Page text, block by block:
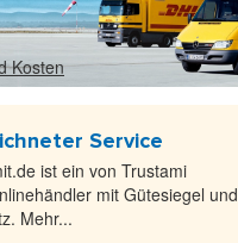
Kosten
Service
ist ein von Trustami
mit Gütesiegel und
Mehr...